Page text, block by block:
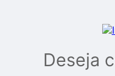
Deseja